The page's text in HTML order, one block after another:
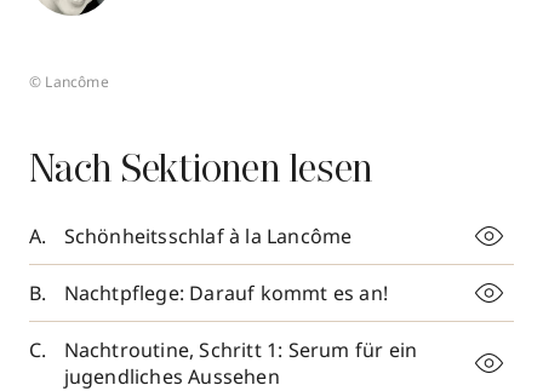
© Lancôme
Nach Sektionen lesen
Schönheitsschlaf à la Lancôme
Nachtpflege: Darauf kommt es an!
Nachtroutine, Schritt 1: Serum für ein
jugendliches Aussehen